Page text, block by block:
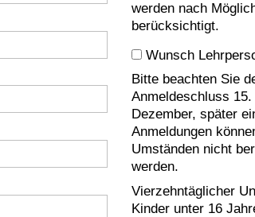
werden nach
berücksichtigt.
Wunsch
Bitte beachten Sie
Anmeldeschluss
Dezember, später
Anmeldungen
Umständen nicht
werden.
Vierzehntäglicher
Kinder unter 16